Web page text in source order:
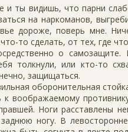
и ты видишь, что парни
на наркоманов,
дороже, поверь мне.
то сделать, от тех, где
о
толкнули, или кто-то
защищаться.
оборонительная
к воображаемому
Ноги расставлены
ногу. В